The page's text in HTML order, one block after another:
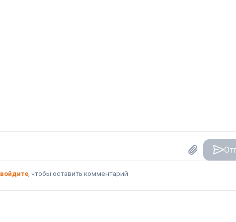
войдите, чтобы оставить комментарий